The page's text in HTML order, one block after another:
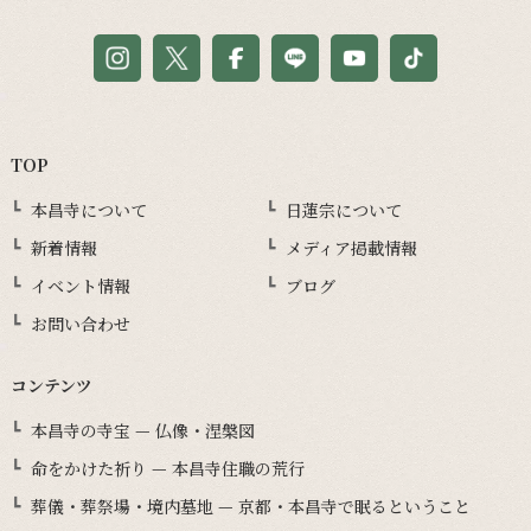
TOP
本昌寺について
日蓮宗について
新着情報
メディア掲載情報
イベント情報
ブログ
お問い合わせ
コンテンツ
本昌寺の寺宝 — 仏像・涅槃図
命をかけた祈り — 本昌寺住職の荒行
葬儀・葬祭場・境内墓地 — 京都・本昌寺で眠るということ